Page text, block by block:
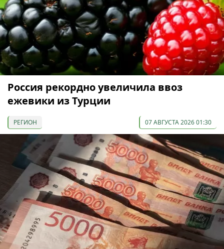
Россия рекордно увеличила ввоз
ежевики из Турции
РЕГИОН 07 АВГУСТА 2026 01:30